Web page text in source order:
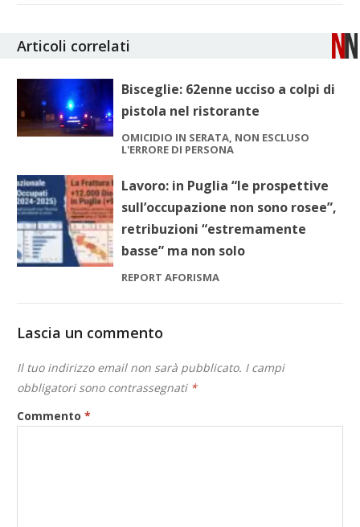
Articoli correlati
Bisceglie: 62enne ucciso a colpi di
pistola nel ristorante
OMICIDIO IN SERATA, NON ESCLUSO
L'ERRORE DI PERSONA
Lavoro: in Puglia “le prospettive
sull’occupazione non sono rosee”,
retribuzioni “estremamente
basse” ma non solo
REPORT AFORISMA
Lascia un commento
Il tuo indirizzo email non sarà pubblicato. I campi
obbligatori sono contrassegnati *
Commento*